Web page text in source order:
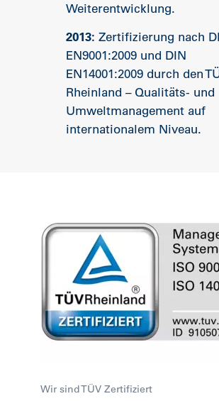
Weiterentwicklung.
2013: Zertifizierung nach
EN9001:2009 und DIN
EN14001:2009 durch den
Rheinland – Qualitäts- und
Umweltmanagement auf
internationalem Niveau.
Wir sind TÜV Zertifiziert